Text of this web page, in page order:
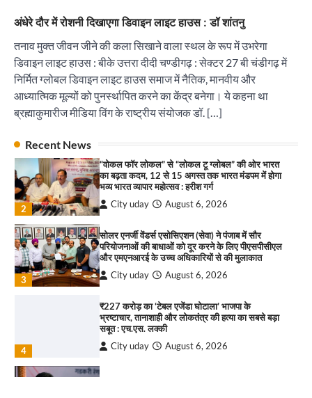
अंधेरे दौर में रोशनी दिखाएगा डिवाइन लाइट हाउस : डॉ शांतनु
तनाव मुक्त जीवन जीने की कला सिखाने वाला स्थल के रूप में उभरेगा
डिवाइन लाइट हाउस : बीके उत्तरा दीदी चण्डीगढ़ : सेक्टर 27 बी चंडीगढ़ में
निर्मित ग्लोबल डिवाइन लाइट हाउस समाज में नैतिक, मानवीय और
आध्यात्मिक मूल्यों को पुनर्स्थापित करने का केंद्र बनेगा। ये कहना था
ब्रह्माकुमारीज मीडिया विंग के राष्ट्रीय संयोजक डॉ. […]
Recent News
4
₹227 करोड़ का ‘टेबल एजेंडा घोटाला’ भाजपा के
भ्रष्टाचार, तानाशाही और लोकतंत्र की हत्या का सबसे बड़ा
सबूत : एच.एस. लक्की
City uday August 6, 2026
इंडियन नेशनल थियेटर द्वारा 9 अगस्त को होगा ‘वर्षा ऋतु
संगीत संध्या 2026’ का आयोजन
2
“वोकल फॉर लोकल” से “लोकल टू ग्लोबल” की ओर भारत
का बढ़ता कदम, 12 से 15 अगस्त तक भारत मंडपम में होगा
भव्य भारत व्यापार महोत्सव : हरीश गर्ग
City uday August 6, 2026
3
सोलर एनर्जी वेंडर्स एसोसिएशन (सेवा) ने पंजाब में सौर
परियोजनाओं की बाधाओं को दूर करने के लिए पीएसपीसीएल
और एमएनआरई के उच्च अधिकारियों से की मुलाकात
City uday August 6, 2026
4
₹227 करोड़ का ‘टेबल एजेंडा घोटाला’ भाजपा के
भ्रष्टाचार, तानाशाही और लोकतंत्र की हत्या का सबसे बड़ा
सबूत : एच.एस. लक्की
City uday August 6, 2026
2
पारस हेल्थ पंचकूला ने ‘तिरंगा यात्रा 2025’ का हरियाणा से
आयाम
City uday August 13, 2025
3
सरकारी आदर्श उच्च विद्यालय, सैक्टर 34-सी, चण्डीगढ़ में
कार्यक्रम आयोजित
City uday August 6, 2025
राहुल गाँधी ने खाई है वैश्विक मंच पर भारत को कमजोर करने
की कसम: देवशाली
City uday August 6, 2025